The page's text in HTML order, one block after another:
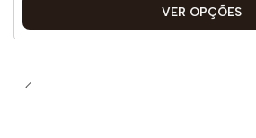
VER OPÇÕES